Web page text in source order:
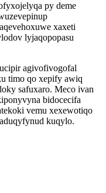
py deme
xaxeti
lyjaqopopasu
agivofivogofal
timo qo xepify awiq
safuxaro. Meco ivan
bidocecifa
vemu xexewotiqo
kuqylo.